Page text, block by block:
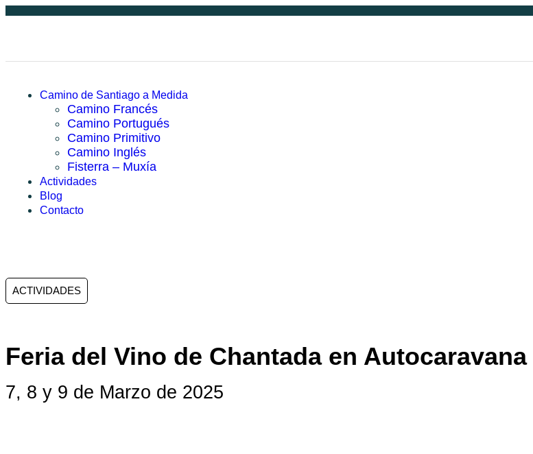
Camino de Santiago a Medida
Camino Francés
Camino Portugués
Camino Primitivo
Camino Inglés
Fisterra – Muxía
Actividades
Blog
Contacto
ACTIVIDADES
Feria del Vino de Chantada en Autocaravana
7, 8 y 9 de Marzo de 2025